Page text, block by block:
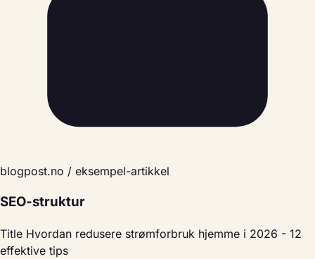
blogpost.no / eksempel-artikkel
SEO-struktur
Title Hvordan redusere strømforbruk hjemme i 2026 - 12
effektive tips